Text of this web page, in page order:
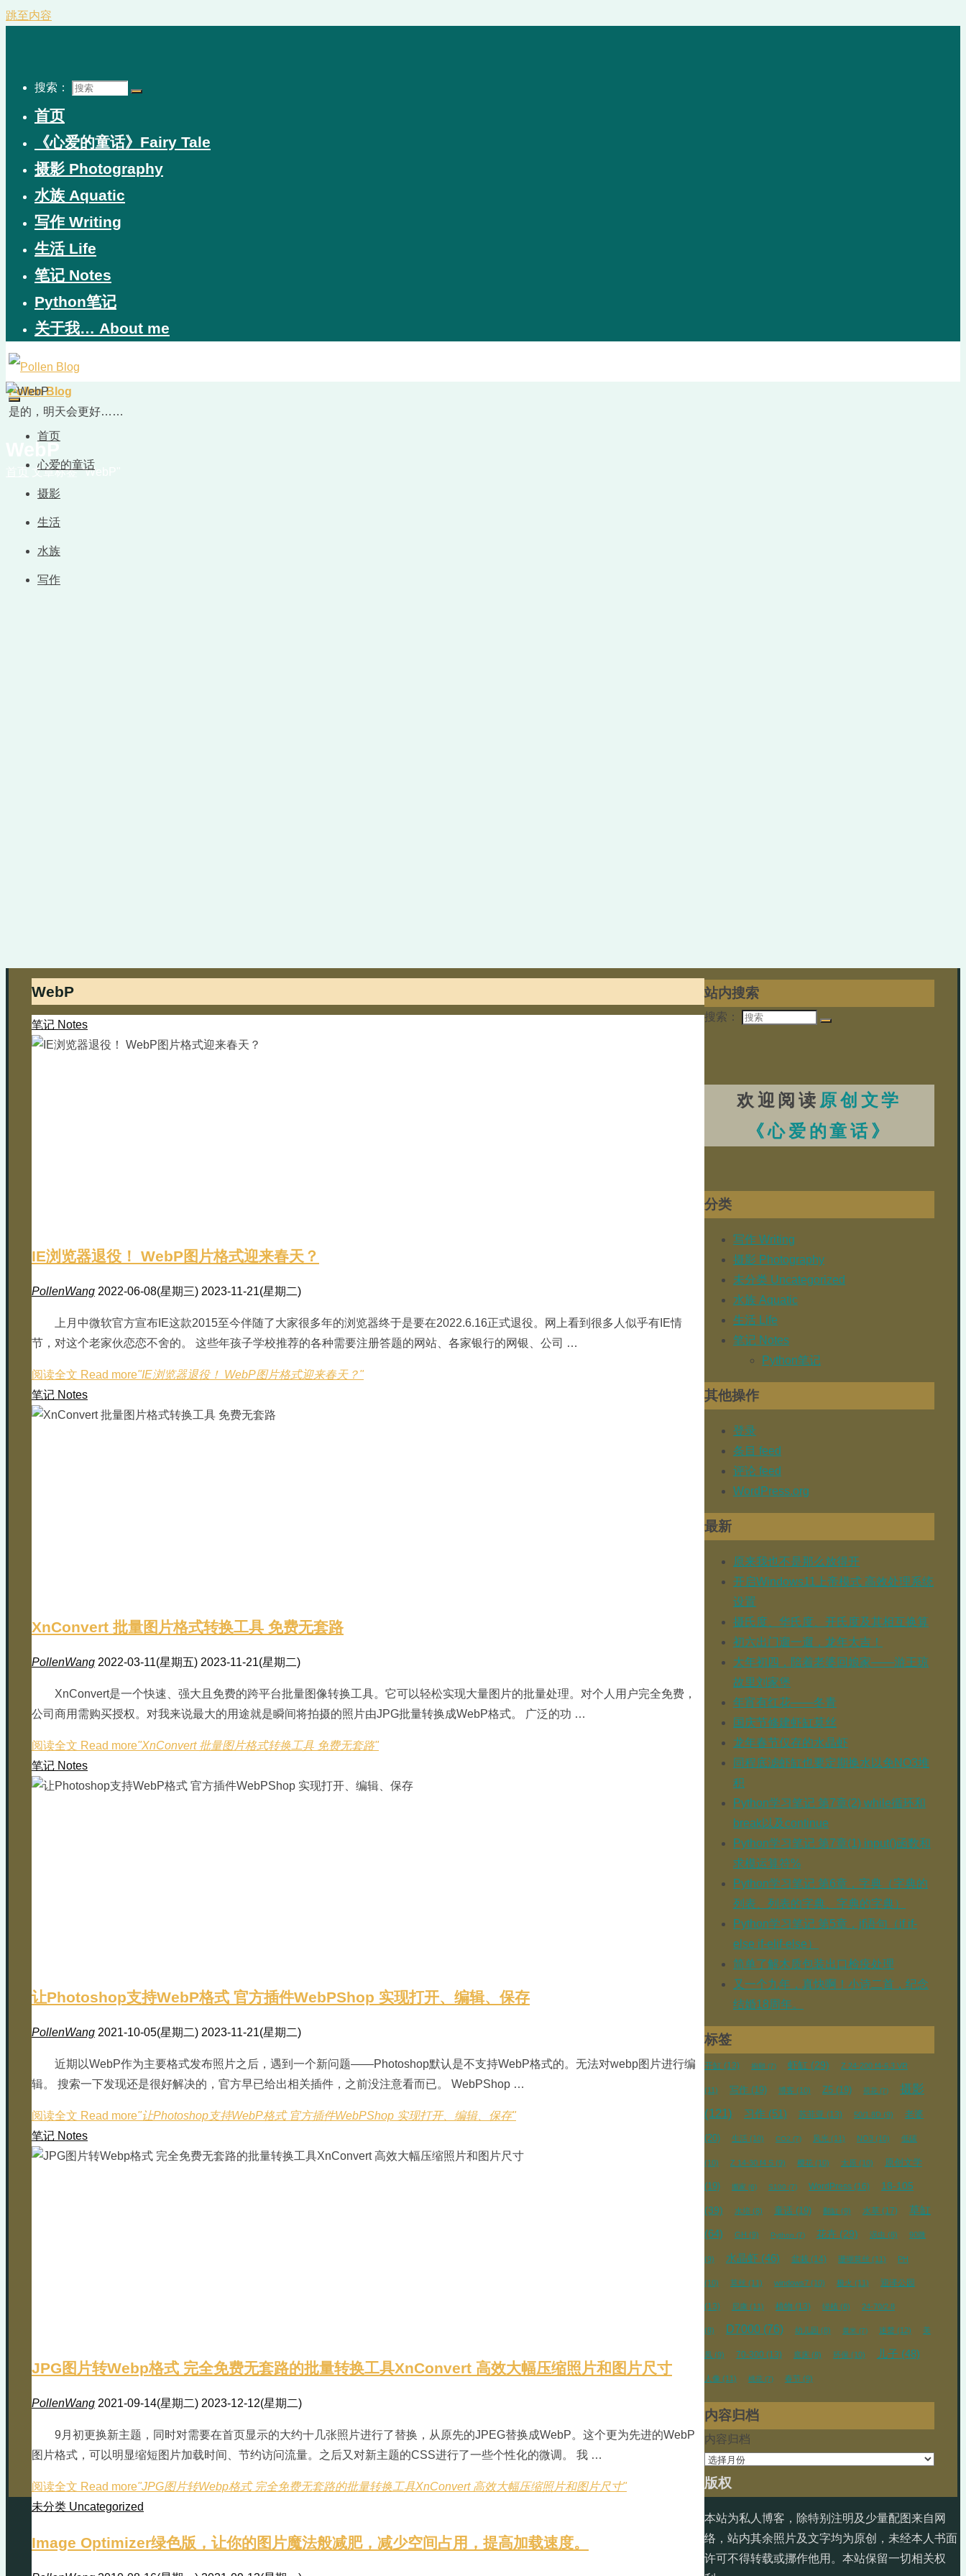
跳至内容
搜索：
首页
《心爱的童话》Fairy Tale
摄影 Photography
水族 Aquatic
写作 Writing
生活 Life
笔记 Notes
Python笔记
关于我… About me
Pollen Blog
是的，明天会更好……
首页
心爱的童话
摄影
生活
水族
写作
文章标签 "WebP"
WebP
笔记 Notes
IE浏览器退役！ WebP图片格式迎来春天？
PollenWang 2022-06-08(星期三) 2023-11-21(星期二)
上月中微软官方宣布IE这款2015至今伴随了大家很多年的浏览器终于是要在2022.6.16正式退役。网上看到很多人似乎有IE情
节，对这个老家伙恋恋不舍的。 这些年孩子学校推荐的各种需要注册答题的网站、各家银行的网银、公司 …
阅读全文 Read more"IE浏览器退役！ WebP图片格式迎来春天？"
笔记 Notes
XnConvert 批量图片格式转换工具 免费无套路
PollenWang 2022-03-11(星期五) 2023-11-21(星期二)
XnConvert是一个快速、强大且免费的跨平台批量图像转换工具。它可以轻松实现大量图片的批量处理。对个人用户完全免费，
公司商用需购买授权。对我来说最大的用途就是瞬间将拍摄的照片由JPG批量转换成WebP格式。 广泛的功 …
阅读全文 Read more"XnConvert 批量图片格式转换工具 免费无套路"
笔记 Notes
让Photoshop支持WebP格式 官方插件WebPShop 实现打开、编辑、保存
PollenWang 2021-10-05(星期二) 2023-11-21(星期二)
近期以WebP作为主要格式发布照片之后，遇到一个新问题——Photoshop默认是不支持WebP格式的。无法对webp图片进行编
辑。 搜索一下发现还是很好解决的，官方早已给出相关插件，之前没注意看而已。 WebPShop …
阅读全文 Read more"让Photoshop支持WebP格式 官方插件WebPShop 实现打开、编辑、保存"
笔记 Notes
JPG图片转Webp格式 完全免费无套路的批量转换工具XnConvert 高效大幅压缩照片和图片尺寸
PollenWang 2021-09-14(星期二) 2023-12-12(星期二)
9月初更换新主题，同时对需要在首页显示的大约十几张照片进行了替换，从原先的JPEG替换成WebP。这个更为先进的WebP
图片格式，可以明显缩短图片加载时间、节约访问流量。之后又对新主题的CSS进行了一些个性化的微调。 我 …
阅读全文 Read more"JPG图片转Webp格式 完全免费无套路的批量转换工具XnConvert 高效大幅压缩照片和图片尺寸"
未分类 Uncategorized
Image Optimizer绿色版，让你的图片魔法般减肥，减少空间占用，提高加载速度。
站内搜索
搜索：
欢迎阅读 原创文学
《心爱的童话》
分类
写作 Writing
摄影 Photography
未分类 Uncategorized
水族 Aquatic
生活 Life
笔记 Notes
Python笔记
其他操作
登录
条目 feed
评论 feed
WordPress.org
最新
原来我也不是那么放得开
开启Windows11上帝模式 高效处理系统
设置
摄氏度、华氏度、开氏度及其相互换算
初六出门遛一遛，龙年大吉！
大年初四，陪着老婆回娘家——游王琼
故里刘家堡
年宵有红花——冬青
国庆节修建虾缸莫丝
龙年春节仅存的水晶虾
同程底滤虾缸也要定期换水以免NO3堆
积
Python学习笔记 第7章(2) while循环和
break以及continue
Python学习笔记 第7章(1) input()函数和
求模运算符%
Python学习笔记 第6章，字典（字典的
列表、列表的字典、字典的字典）
Python学习笔记 第5章，jf语句（if if-
else if-elif-else）
简单了解木质包装出口检疫处理
又一个九年，真快啊！小诗二首，纪念
结婚18周年。
标签
开缸 (13) 抱卵 (7) 虾缸 (29) Z 24-200 f4-6.3 VR
(11) 写作 (19) 博客 (10) Z5 (19) 荷花 (7)
摄影
(121)
习作 (51) 苏菲亚 (13) 50/1.8D (9) 老婆
(20) 生活 (10) CO2 (7) 风光 (11) NO3 (10) 低碳
(10) Z 14-30 f4 S (9) 樱花 (10) 太原 (10) 原创文学
(19) 搬家 (6) S100 (7) WordPress (16) 18-105
(39) 水培 (8) 童话 (19) 翻缸 (9) 水草 (17)
草缸
(64)
GH (9) Python (7) 花卉 (29) 涡虫 (8) 90微
(9) 水晶虾 (46) 盆栽 (14) 珊瑚莫丝 (11) PH
(10) 莫丝 (11) windows7 (10) 极火 (11) 迎泽公园
(13) 尼康 (11) 植物 (13) 绿植 (8) 24-70/2.8
(8) D7000 (76) 幼儿园 (8) 黄米 (7) 迷螯 (12) 美
凤 (9) 70-300 (13) 底床 (8) 环保 (10) 儿子 (48)
人像 (11) 桃花 (7) 春节 (9)
内容归档
内容归档
版权
本站为私人博客，除特别注明及少量配图来自网
络，站内其余照片及文字均为原创，未经本人书面
许可不得转载或挪作他用。本站保留一切相关权